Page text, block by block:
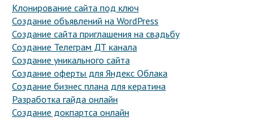
Клонирование сайта под ключ
Создание объявлений на WordPress
Создание сайта приглашения на свадьбу
Создание Телеграм ДТ канала
Создание уникального сайта
Создание оферты для Яндекс Облака
Создание бизнес плана для кератина
Разработка гайда онлайн
Создание докпартса онлайн